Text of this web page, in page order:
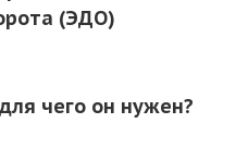
(ЭДО)
чего он нужен?